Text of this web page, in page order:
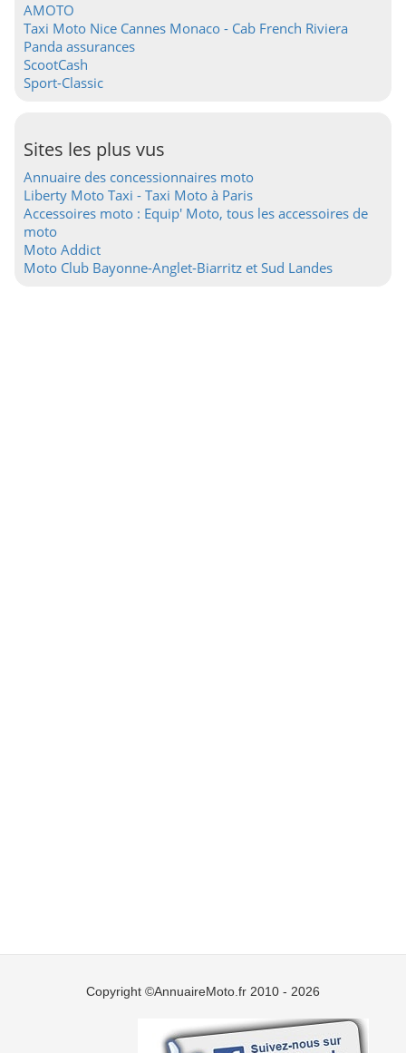
AMOTO
Taxi Moto Nice Cannes Monaco - Cab French Riviera
Panda assurances
ScootCash
Sport-Classic
Sites les plus vus
Annuaire des concessionnaires moto
Liberty Moto Taxi - Taxi Moto à Paris
Accessoires moto : Equip' Moto, tous les accessoires de
moto
Moto Addict
Moto Club Bayonne-Anglet-Biarritz et Sud Landes
Copyright ©AnnuaireMoto.fr 2010 - 2026